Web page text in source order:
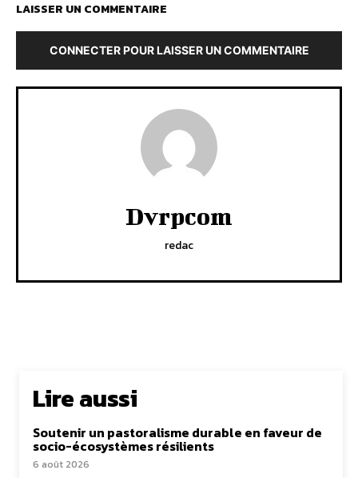
LAISSER UN COMMENTAIRE
CONNECTER POUR LAISSER UN COMMENTAIRE
Dvrpcom
redac
Lire aussi
Soutenir un pastoralisme durable en faveur de
socio-écosystèmes résilients
6 août 2026